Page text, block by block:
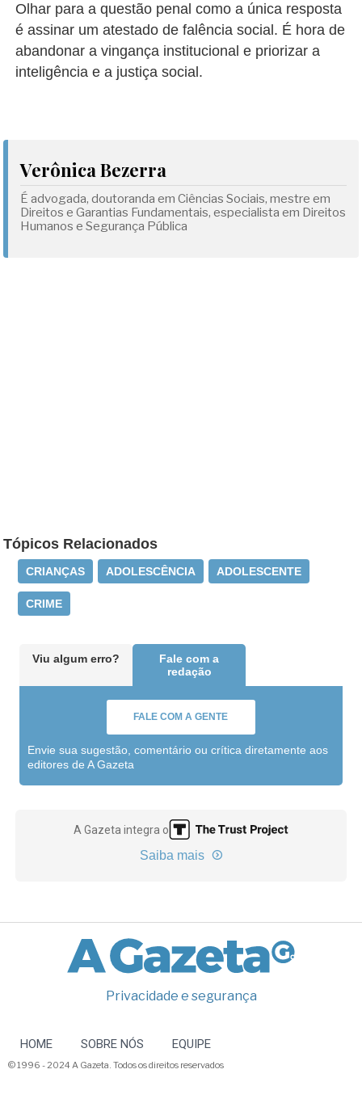
Olhar para a questão penal como a única resposta
é assinar um atestado de falência social. É hora de
abandonar a vingança institucional e priorizar a
inteligência e a justiça social.
Verônica Bezerra
É advogada, doutoranda em Ciências Sociais, mestre em
Direitos e Garantias Fundamentais, especialista em Direitos
Humanos e Segurança Pública
Tópicos Relacionados
CRIANÇAS ADOLESCÊNCIA ADOLESCENTE
CRIME
Viu algum erro?
Fale com a
redação
FALE COM A GENTE
Envie sua sugestão, comentário ou crítica diretamente aos
editores de A Gazeta
A Gazeta integra o
Saiba mais
Privacidade e segurança
HOME SOBRE NÓS EQUIPE
© 1996 - 2024 A Gazeta. Todos os direitos reservados